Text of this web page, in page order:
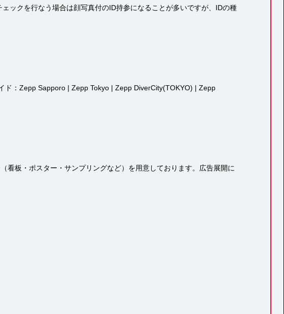
ックを行なう場合は顔写真付のID持参になることが多いですが、IDの種
ド：Zepp Sapporo | Zepp Tokyo | Zepp DiverCity(TOKYO) | Zepp
板・ポスター・サンプリングなど）を用意しております。広告展開に